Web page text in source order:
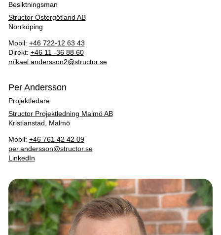
Besiktningsman
Structor Östergötland AB
Norrköping
Mobil: +46 722-12 63 43
Direkt: +46 11 -36 88 60
mikael.andersson2@structor.se
Per Andersson
Projektledare
Structor Projektledning Malmö AB
Kristianstad, Malmö
Mobil: +46 761 42 42 09
per.andersson@structor.se
LinkedIn